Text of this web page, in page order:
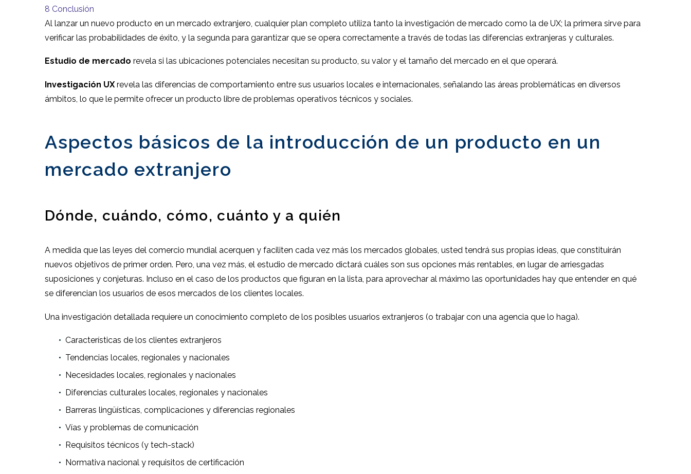
8 Conclusión
Al lanzar un nuevo producto en un mercado extranjero, cualquier plan completo utiliza tanto la investigación de mercado como la de UX; la primera sirve para
verificar las probabilidades de éxito, y la segunda para garantizar que se opera correctamente a través de todas las diferencias extranjeras y culturales.
Estudio de mercado revela si las ubicaciones potenciales necesitan su producto, su valor y el tamaño del mercado en el que operará.
Investigación UXrevela las diferencias de comportamiento entre sus usuarios locales e internacionales, señalando las áreas problemáticas en diversos
ámbitos, lo que le permite ofrecer un producto libre de problemas operativos técnicos y sociales.
Aspectos básicos de la introducción de un producto en un
mercado extranjero
Dónde, cuándo, cómo, cuánto y a quién
A medida que las leyes del comercio mundial acerquen y faciliten cada vez más los mercados globales, usted tendrá sus propias ideas, que constituirán
nuevos objetivos de primer orden. Pero, una vez más, el estudio de mercado dictará cuáles son sus opciones más rentables, en lugar de arriesgadas
suposiciones y conjeturas. Incluso en el caso de los productos que figuran en la lista, para aprovechar al máximo las oportunidades hay que entender en qué
se diferencian los usuarios de esos mercados de los clientes locales.
Una investigación detallada requiere un conocimiento completo de los posibles usuarios extranjeros (o trabajar con una agencia que lo haga).
Características de los clientes extranjeros
Tendencias locales, regionales y nacionales
Necesidades locales, regionales y nacionales
Diferencias culturales locales, regionales y nacionales
Barreras lingüísticas, complicaciones y diferencias regionales
Vías y problemas de comunicación
Requisitos técnicos (y tech-stack)
Normativa nacional y requisitos de certificación